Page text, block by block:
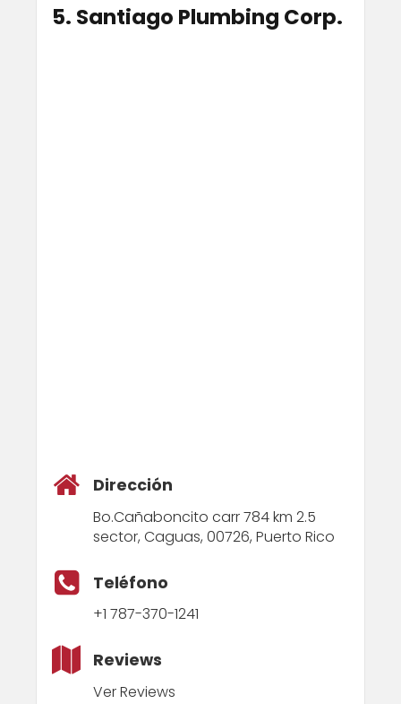
5. Santiago Plumbing Corp.
Dirección
Bo.Cañaboncito carr 784 km 2.5
sector, Caguas, 00726, Puerto Rico
Teléfono
+1 787-370-1241
Reviews
Ver Reviews